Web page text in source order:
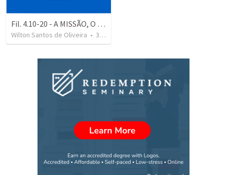
Fil. 4.10-20 - A MISSÃO, O MISSIONÁRIO E A RESPONSABILIDADE DA IGREJA
Wilton Santos de Oliveira • 30 views